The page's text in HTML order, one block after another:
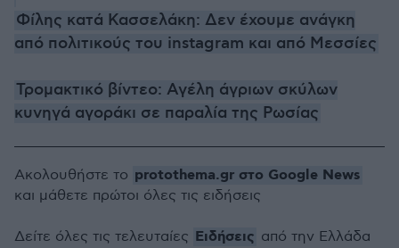
Φίλης κατά Κασσελάκη: Δεν έχουμε ανάγκη
από πολιτικούς του instagram και από Μεσσίες
Τρομακτικό βίντεο: Αγέλη άγριων σκύλων
κυνηγά αγοράκι σε παραλία της Ρωσίας
Ακολουθήστε το protothema.gr στο Google News
και μάθετε πρώτοι όλες τις ειδήσεις
Δείτε όλες τις τελευταίες Ειδήσεις από την Ελλάδα